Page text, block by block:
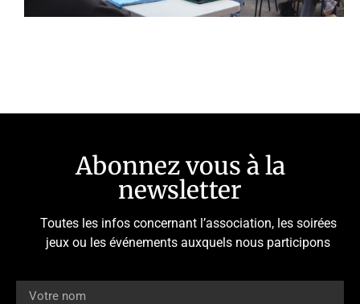
Abonnez vous à la
newsletter
Toutes les infos concernant l’association, les soirées
jeux ou les événements auxquels nous participons